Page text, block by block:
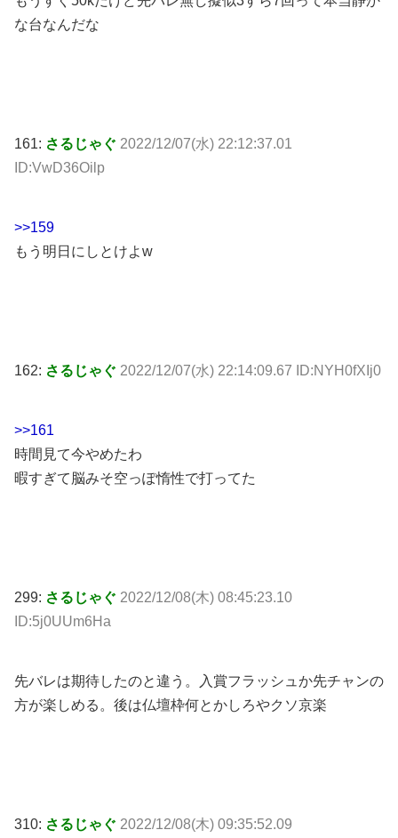
な台なんだな
161: さるじゃぐ 2022/12/07(水) 22:12:37.01
ID:VwD36Oilp
>>159
もう明日にしとけよw
162: さるじゃぐ 2022/12/07(水) 22:14:09.67 ID:NYH0fXIj0
>>161
時間見て今やめたわ
暇すぎて脳みそ空っぽ惰性で打ってた
299: さるじゃぐ 2022/12/08(木) 08:45:23.10
ID:5j0UUm6Ha
先バレは期待したのと違う。入賞フラッシュか先チャンの
方が楽しめる。後は仏壇枠何とかしろやクソ京楽
310: さるじゃぐ 2022/12/08(木) 09:35:52.09